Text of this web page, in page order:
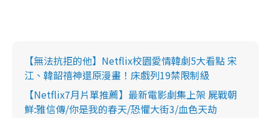
【無法抗拒的他】Netflix校園愛情韓劇5大看點 宋
江、韓韶禧神還原漫畫！床戲列19禁限制級
【Netflix7月片單推薦】最新電影劇集上架 屍戰朝
鮮:雅信傳/你是我的春天/恐懼大街3/血色天劫